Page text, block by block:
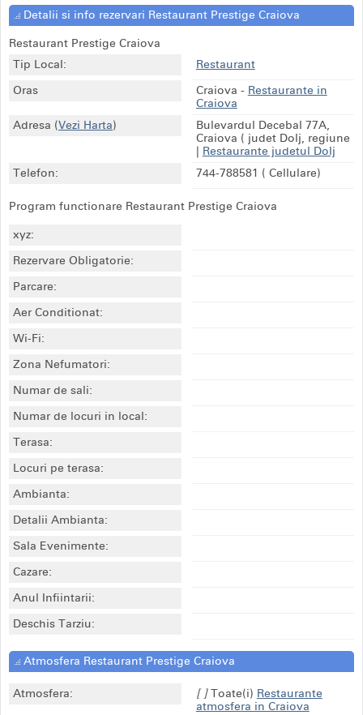
Detalii si info rezervari Restaurant Prestige Craiova
Restaurant Prestige Craiova
Tip Local:
Restaurant
Oras
Craiova - Restaurante in
Craiova
Adresa (Vezi Harta)
Bulevardul Decebal 77A,
Craiova ( judet Dolj, regiune
| Restaurante judetul Dolj
Telefon:
744-788581 ( Cellulare)
Program functionare Restaurant Prestige Craiova
xyz:
Rezervare Obligatorie:
Parcare:
Aer Conditionat:
Wi-Fi:
Zona Nefumatori:
Numar de sali:
Numar de locuri in local:
Terasa:
Locuri pe terasa:
Ambianta:
Detalii Ambianta:
Sala Evenimente:
Cazare:
Anul Infiintarii:
Deschis Tarziu:
Atmosfera Restaurant Prestige Craiova
Atmosfera: [ ]Toate(i) Restaurante
atmosfera in Craiova